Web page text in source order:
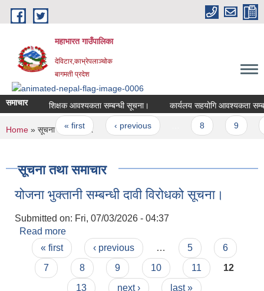
Skip to main content
महाभारत गाउँपालिका
देविटार,काभ्रेपलाञ्चोक
बागमती प्रदेश
समाचार शिक्षक आवश्यकता सम्बन्धी सूचना। कार्यलय सहयोगि आवश्यकता
Pages
« first ‹ previous
You are here
Home » सूचना तथा समाचार
सूचना तथा समाचार
योजना भुक्तानी सम्बन्धी दावी विरोधको सूचना।
Submitted on: Fri, 07/03/2026 - 04:37
Read more
Pages
« first ‹ previous … 5
6
7
8 9 10 11
12
13
next › last »